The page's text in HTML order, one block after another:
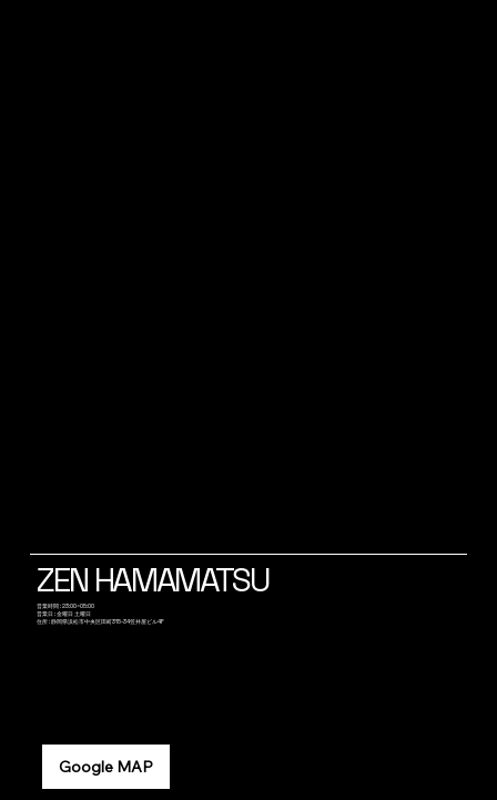
Google MAP
ZEN HAMAMATSU
​営業時間 : 23:00~05:00
営業日 : 金曜日 土曜日
​住所 : 静岡県浜松市中央区田町315-34笠井屋ビル4F